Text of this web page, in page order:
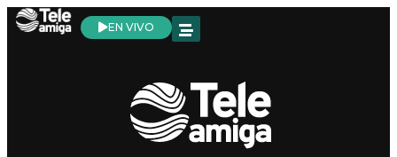
EN VIVO